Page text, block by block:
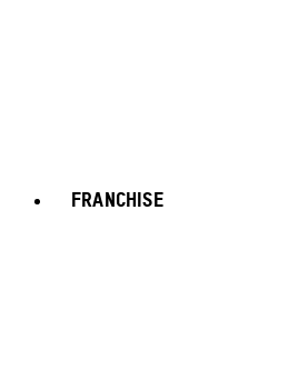
FRANCHISE